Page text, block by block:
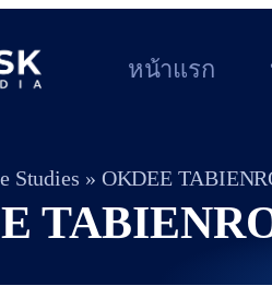
หน้าแรก
Studies » OKDEE